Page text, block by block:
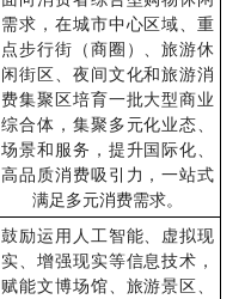
需求，在城市中心区域、重
点步行街（商圈）、旅游休
闲街区、夜间文化和旅游消
费集聚区培育一批大型商业
综合体，集聚多元化业态、
场景和服务，提升国际化、
高品质消费吸引力，一站式
满足多元消费需求。
鼓励运用人工智能、虚拟现
实、增强现实等信息技术，
赋能文博场馆、旅游景区、